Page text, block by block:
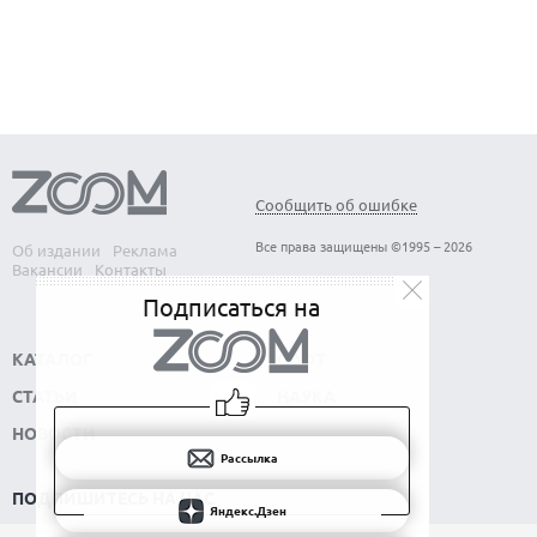
Об издании
Реклама
Вакансии
Контакты
Сообщить об ошибке
Все права защищены ©1995 – 2026
КАТАЛОГ
СТАТЬИ
НОВОСТИ
СОФТ
ПОДПИШИТЕСЬ НА НАС
Подписаться на
Рассылка
Яндекс.Дзен